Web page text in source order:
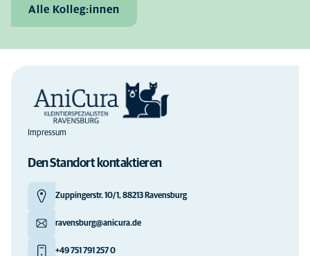
Alle Kolleg:innen
Impressum
Den Standort kontaktieren
Zuppingerstr. 10/1, 88213 Ravensburg
ravensburg@anicura.de
+49 751 791 257 0